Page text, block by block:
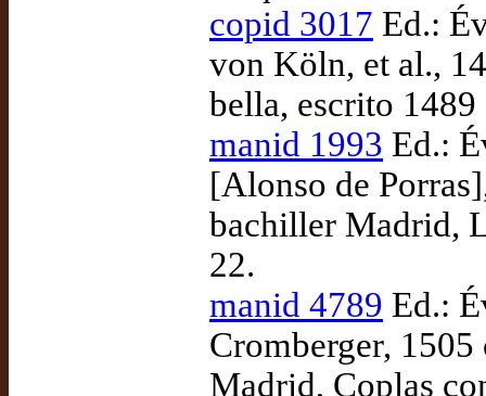
copid 3017 Ed.:
von Köln, et al.,
bella, escrito
manid 1993 Ed.:
[Alonso de
bachiller Madrid,
22.
manid 4789 Ed.:
Cromberger,
Madrid, Coplas